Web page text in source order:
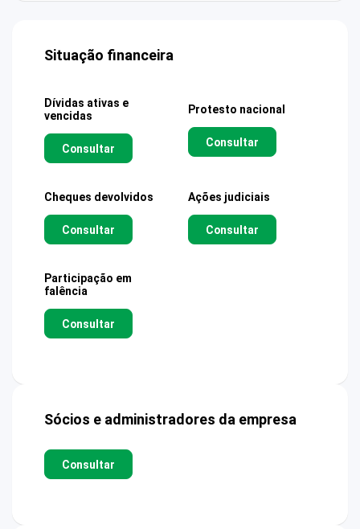
Situação financeira
Dívidas ativas e
vencidas
Consultar
Protesto nacional
Consultar
Cheques devolvidos
Consultar
Ações judiciais
Consultar
Participação em
falência
Consultar
Sócios e administradores da empresa
Consultar